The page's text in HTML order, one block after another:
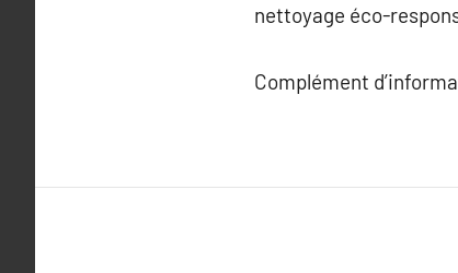
nettoyage éco-
Complément